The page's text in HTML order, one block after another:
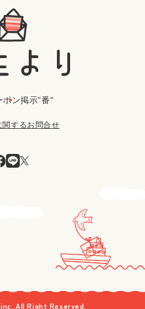
ポン掲示"番"
関するお問合せ
All Right Reserved.